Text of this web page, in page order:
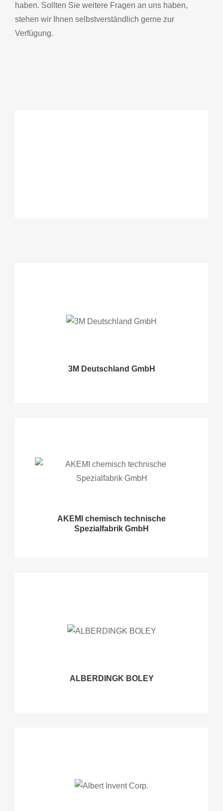
haben. Sollten Sie weitere Fragen an uns haben,
stehen wir Ihnen selbstverständlich gerne zur
Verfügung.
3M Deutschland GmbH
AKEMI chemisch technische
Spezialfabrik GmbH
ALBERDINGK BOLEY